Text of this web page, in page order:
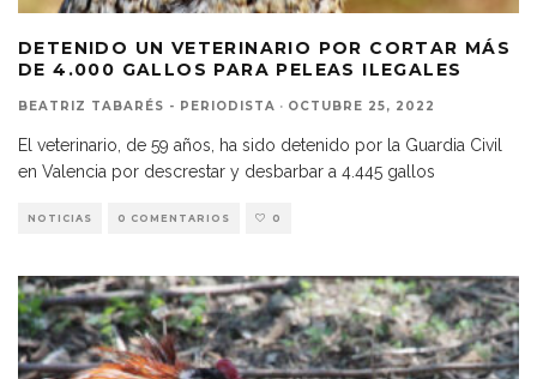
DETENIDO UN VETERINARIO POR CORTAR MÁS
DE 4.000 GALLOS PARA PELEAS ILEGALES
BEATRIZ TABARÉS - PERIODISTA · OCTUBRE 25, 2022
El veterinario, de 59 años, ha sido detenido por la Guardia Civil
en Valencia por descrestar y desbarbar a 4.445 gallos
NOTICIAS 0 COMENTARIOS 0